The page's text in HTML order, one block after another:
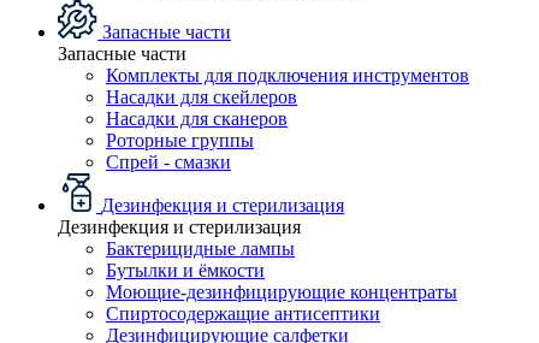
Запасные части
Запасные части
Комплекты для подключения инструментов
Насадки для скейлеров
Насадки для сканеров
Роторные группы
Спрей - смазки
Дезинфекция и стерилизация
Дезинфекция и стерилизация
Бактерицидные лампы
Бутылки и ёмкости
Моющие-дезинфицирующие концентраты
Спиртосодержащие антисептики
Дезинфицирующие салфетки